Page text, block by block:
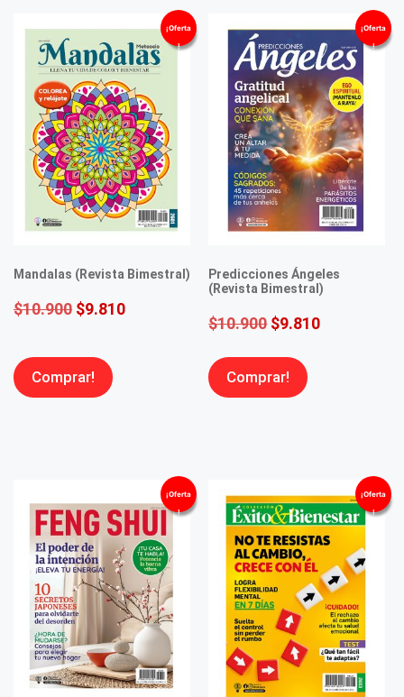
¡Oferta
!
Mandalas (Revista Bimestral)
$10.900 $9.810
Comprar!
¡Oferta
!
Predicciones Ángeles
(Revista Bimestral)
$10.900 $9.810
Comprar!
¡Oferta
!
¡Oferta
!